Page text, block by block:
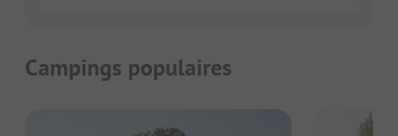
Campings populaires